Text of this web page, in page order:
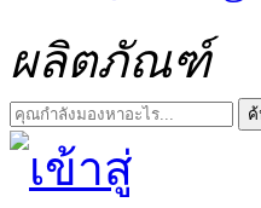
ผลิตภัณฑ์